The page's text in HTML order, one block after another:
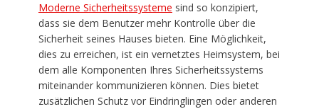
Moderne Sicherheitssysteme sind so konzipiert,
dass sie dem Benutzer mehr Kontrolle über die
Sicherheit seines Hauses bieten. Eine Möglichkeit,
dies zu erreichen, ist ein vernetztes Heimsystem, bei
dem alle Komponenten Ihres Sicherheitssystems
miteinander kommunizieren können. Dies bietet
zusätzlichen Schutz vor Eindringlingen oder anderen